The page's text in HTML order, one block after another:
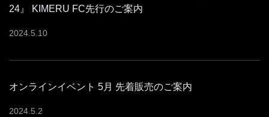
24』 KIMERU FC先行のご案内
2024 5 10
オンラインイベント 5月 先着販売のご案内
2024 5 2